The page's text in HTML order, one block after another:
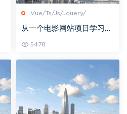
Vue/Ts/Js/Jquery/
从一个电影网站项目学习
5478